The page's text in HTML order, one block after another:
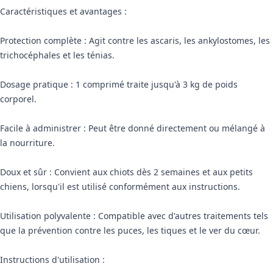
Caractéristiques et avantages :
Protection complète : Agit contre les ascaris, les ankylostomes, les
trichocéphales et les ténias.
Dosage pratique : 1 comprimé traite jusqu'à 3 kg de poids
corporel.
Facile à administrer : Peut être donné directement ou mélangé à
la nourriture.
Doux et sûr : Convient aux chiots dès 2 semaines et aux petits
chiens, lorsqu'il est utilisé conformément aux instructions.
Utilisation polyvalente : Compatible avec d'autres traitements tels
que la prévention contre les puces, les tiques et le ver du cœur.
Instructions d'utilisation :